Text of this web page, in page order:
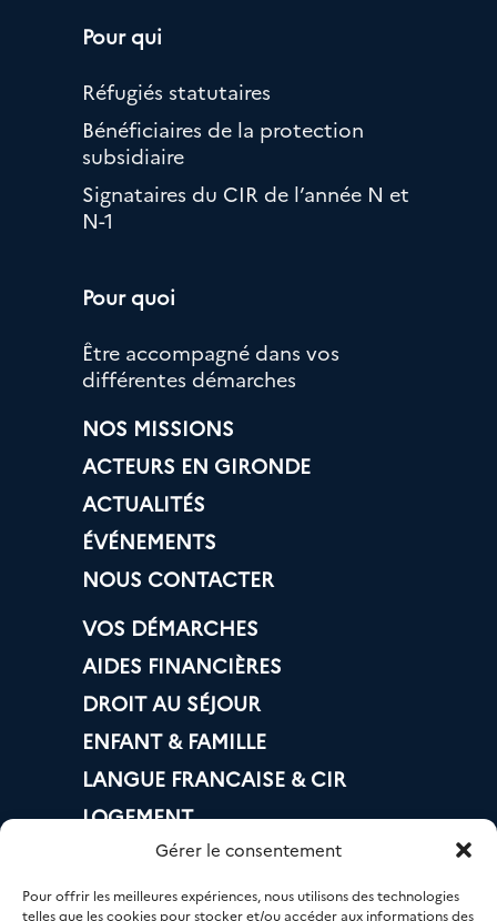
Gérer le consentement
Pour offrir les meilleures expériences, nous utilisons des technologies
telles que les cookies pour stocker et/ou accéder aux informations des
Pour qui
Réfugiés statutaires
Bénéficiaires de la protection
subsidiaire
Signataires du CIR de l’année N et
N-1
Pour quoi
Être accompagné dans vos
différentes démarches
NOS MISSIONS
ACTEURS EN GIRONDE
ACTUALITÉS
ÉVÉNEMENTS
NOUS CONTACTER
VOS DÉMARCHES
AIDES FINANCIÈRES
DROIT AU SÉJOUR
ENFANT & FAMILLE
LANGUE FRANCAISE & CIR
LOGEMENT
BANQUE & IMPÔTS
MOBILITÉ